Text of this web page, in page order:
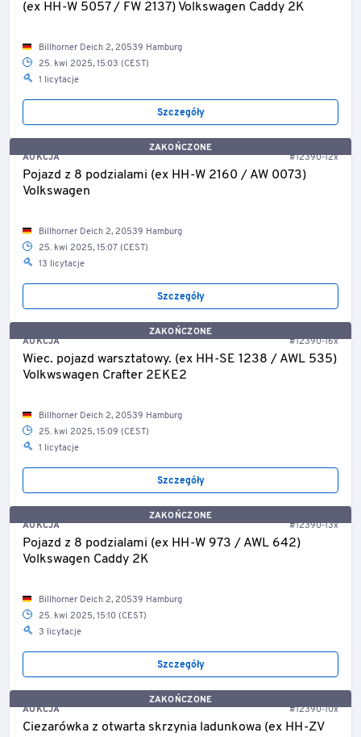
(ex HH-W 5057 / FW 2137) Volkswagen Caddy 2K
Billhorner Deich 2, 20539 Hamburg
25. kwi 2025, 15:03 (CEST)
1 licytacje
Szczegóły
ZAKOŃCZONE
AUKCJA
#12390-12x
Pojazd z 8 podzialami (ex HH-W 2160 / AW 0073)
Volkswagen
Billhorner Deich 2, 20539 Hamburg
25. kwi 2025, 15:07 (CEST)
13 licytacje
Szczegóły
ZAKOŃCZONE
AUKCJA
#12390-16x
Wiec. pojazd warsztatowy. (ex HH-SE 1238 / AWL 535)
Volkwswagen Crafter 2EKE2
Billhorner Deich 2, 20539 Hamburg
25. kwi 2025, 15:09 (CEST)
1 licytacje
Szczegóły
ZAKOŃCZONE
AUKCJA
#12390-13x
Pojazd z 8 podzialami (ex HH-W 973 / AWL 642)
Volkswagen Caddy 2K
Billhorner Deich 2, 20539 Hamburg
25. kwi 2025, 15:10 (CEST)
3 licytacje
Szczegóły
ZAKOŃCZONE
AUKCJA
#12390-10x
Ciezarówka z otwarta skrzynia ladunkowa (ex HH-ZV